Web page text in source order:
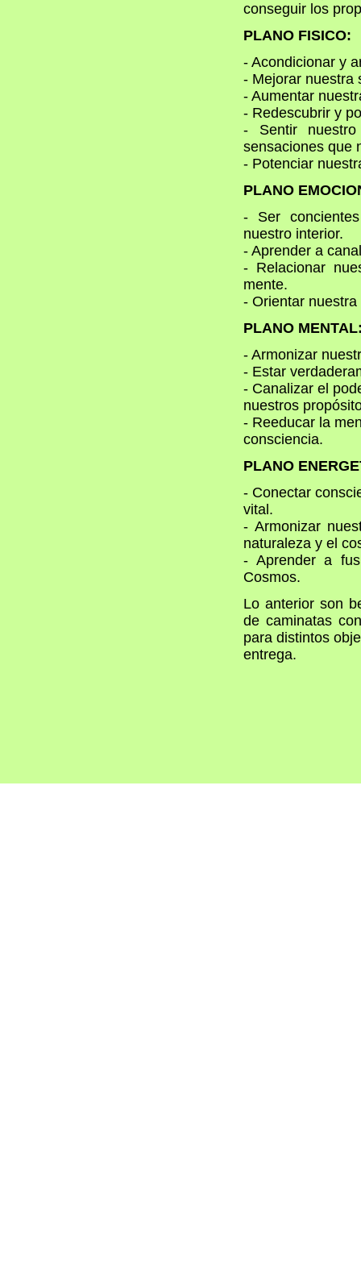
conseguir los
PLANO FISICO:
- Acondicionar y
- Mejorar nuestra
- Aumentar
- Redescubrir y
- Sentir
sensaciones que
- Potenciar
PLANO
- Ser
nuestro interior.
- Aprender a
- Relacionar
mente.
- Orientar
PLANO
- Armonizar
- Estar
- Canalizar el
nuestros
- Reeducar la
consciencia.
PLANO
- Conectar
vital.
- Armonizar
naturaleza y el
- Aprender a
Cosmos.
Lo anterior son
de caminatas
para distintos
entrega.